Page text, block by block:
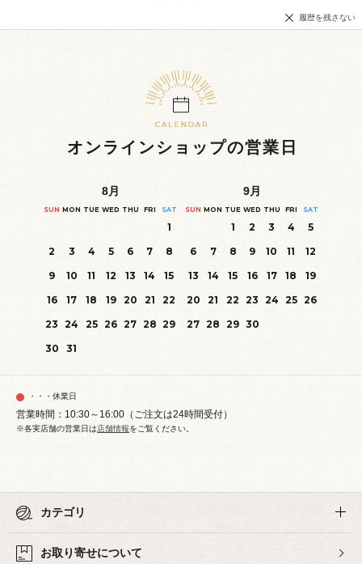
履歴を残さない
オンラインショップの営業日
8月
SUN MON TUE WED THU FRI SAT
1
2
3 4 5 6 7
8
9
10 11 12 13 14
15
16
17 18 19 20 21
22
23 24 25 26 27 28 29
30
31
9月
SUN MON TUE WED THU FRI SAT
1 2 3 4
5
6
7 8 9 10 11
12
13
14 15 16 17 18
19
20
21 22 23 24 25 26
27 28 29 30
・・・休業日
営業時間：10:30～16:00（ご注文は24時間受付）
※各実店舗の営業日は店舗情報をご覧ください。
カテゴリ
お取り寄せについて